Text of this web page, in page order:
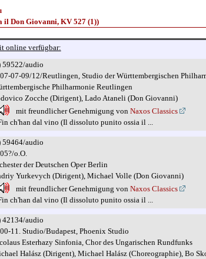
il Don Giovanni, KV 527 (1))
online verfügbar:
59522/audio
07-09/12/Reutlingen, Studio der Württembergischen
Philharmonie Reutlingen
Zocche (Dirigent), Lado Ataneli (Don Giovanni)
mit freundlicher Genehmigung von Naxos Classics
ch'han dal vino (Il dissoluto punito ossia il ...
59464/audio
o.O.
der Deutschen Oper Berlin
Yurkevych (Dirigent), Michael Volle (Don Giovanni)
mit freundlicher Genehmigung von Naxos Classics
ch'han dal vino (Il dissoluto punito ossia il ...
42134/audio
11. Studio/Budapest, Phoenix Studio
Esterhazy Sinfonia, Chor des Ungarischen Rundfunks
Halász (Dirigent), Michael Halász (Choreographie), Bo